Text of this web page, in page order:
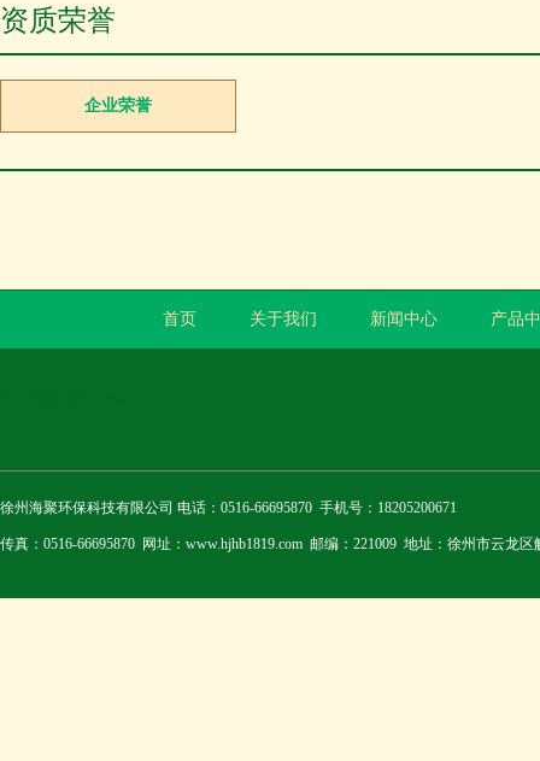
资质荣誉
企业荣誉
首页 关于我们 新闻中心 产品
徐州海聚环保科技有限公司 电话：0516-66695870 手机号：18205200671
传真：0516-66695870 网址：www.hjhb1819.com 邮编：221009 地址：徐州市云龙